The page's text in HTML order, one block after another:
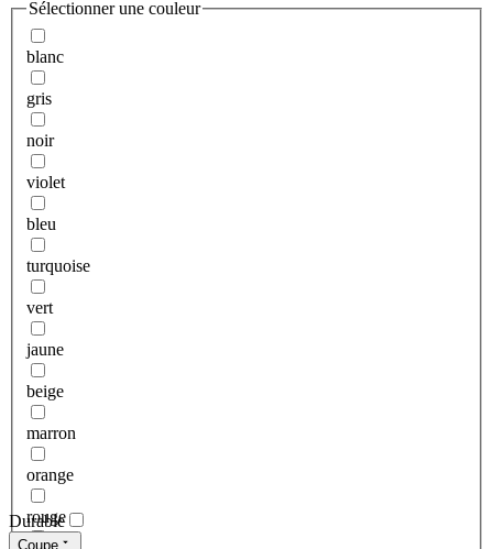
Sélectionner une couleur
blanc
gris
noir
violet
bleu
turquoise
vert
jaune
beige
marron
orange
rouge
Durable
Coupe